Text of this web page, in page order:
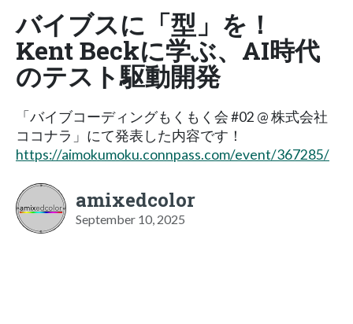
バイブスに「型」を！
Kent Beckに学ぶ、AI時代
のテスト駆動開発
「バイブコーディングもくもく会 #02 @ 株式会社
ココナラ」にて発表した内容です！
https://aimokumoku.connpass.com/event/367285/
amixedcolor
September 10, 2025